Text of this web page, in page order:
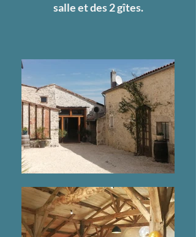
salle et des 2 gîtes.